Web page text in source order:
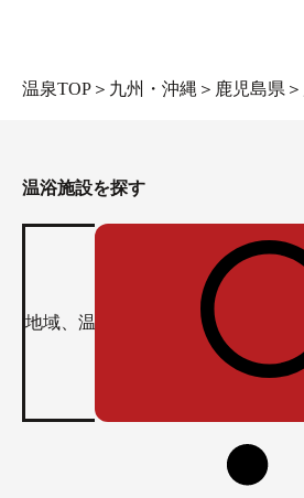
温泉TOP ＞ 九州・沖縄 ＞ 鹿児島県 ＞
温浴施設を探す